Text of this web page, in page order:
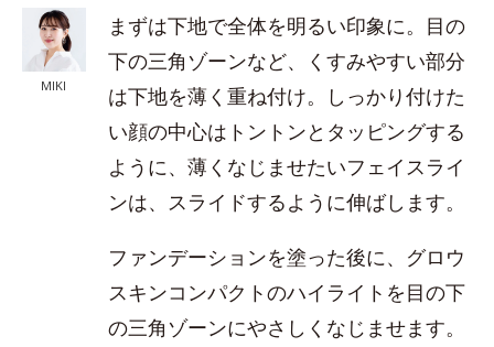
MIKI
まずは下地で全体を明るい印象に。目の
下の三角ゾーンなど、くすみやすい部分
は下地を薄く重ね付け。しっかり付けた
い顔の中心はトントンとタッピングする
ように、薄くなじませたいフェイスライ
ンは、スライドするように伸ばします。
ファンデーションを塗った後に、グロウ
スキンコンパクトのハイライトを目の下
の三角ゾーンにやさしくなじませます。